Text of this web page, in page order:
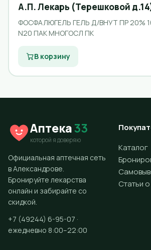
А.П. Лекарь (Терешковой
ФОСФАЛЮГЕЛЬ ГЕЛЬ Д/ВНУТ ПР 20%
N20 ПАК МНОГОСЛ ПК
В корзину
Аптека33
которой я доверяю
Официальная аптечная сеть
в Александрове.
Бронируйте лекарства
онлайн и забирайте со
скидкой.
+7 (49244) 6-95-07 ·
ежедневно 8:00–22:00
Каталог
Статьи